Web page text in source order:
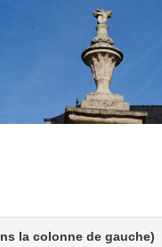
la colonne de gauche)